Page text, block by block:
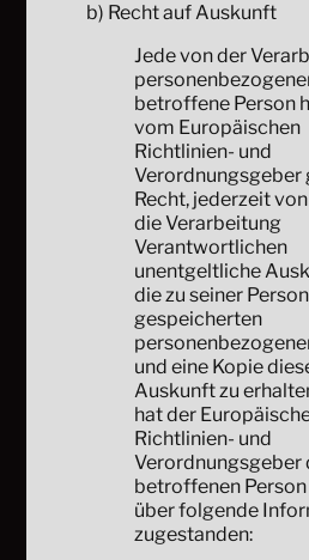
b) Recht auf Auskunft
Jede von der
betroffene Person
vom Europäischen
Richtlinien- und
Verordnungsgeber
Recht, jederzeit
die Verarbeitung
Verantwortlichen
unentgeltliche
die zu seiner Person
gespeicherten
und eine Kopie
Auskunft zu
hat der
Richtlinien- und
Verordnungsgeber
betroffenen
über folgende
zugestanden: